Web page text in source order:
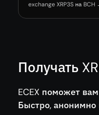
exchange XRP3S на BCH
Получать
ECEX поможет
Быстро, анонимно